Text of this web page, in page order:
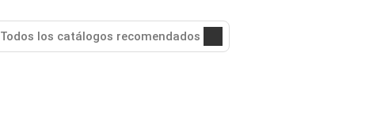
Todos los catálogos recomendados